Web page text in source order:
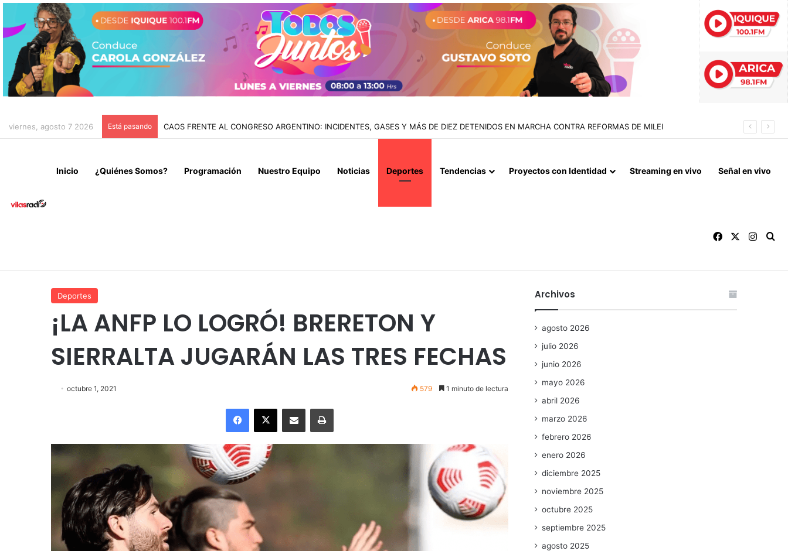
viernes, agosto 7 2026 Está pasando CHILE Y VENEZUELA OFICIALIZAN EL REINICIO DE RELACIONES CONSULARES Y AVANZAN HACIA LA NORMALIZACIÓN DE VÍNCULOS BILATERALES
Inicio ¿Quiénes Somos? Programación Nuestro Equipo Noticias Deportes Tendencias Proyectos con Identidad Streaming en vivo Señal en vivo
Facebook
Deportes
¡LA ANFP LO LOGRÓ! BRERETON Y
SIERRALTA JUGARÁN LAS TRES FECHAS
octubre 1, 2021 579 1 minuto de lectura
Facebook
X Enviar vía email Imprimir
Archivos
agosto 2026
julio 2026
junio 2026
mayo 2026
abril 2026
marzo 2026
febrero 2026
enero 2026
diciembre 2025
noviembre 2025
octubre 2025
septiembre 2025
agosto 2025